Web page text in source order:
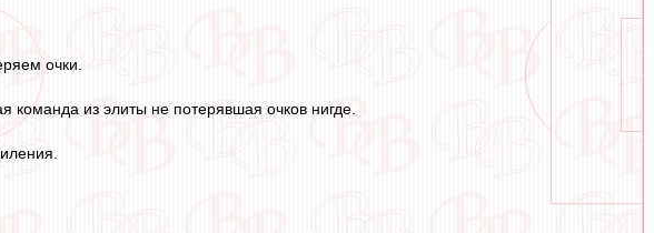
очки.
команда из элиты не потерявшая очков нигде.